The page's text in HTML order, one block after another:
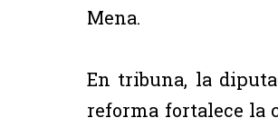
Mena.
En tribuna, la
reforma fortalece la